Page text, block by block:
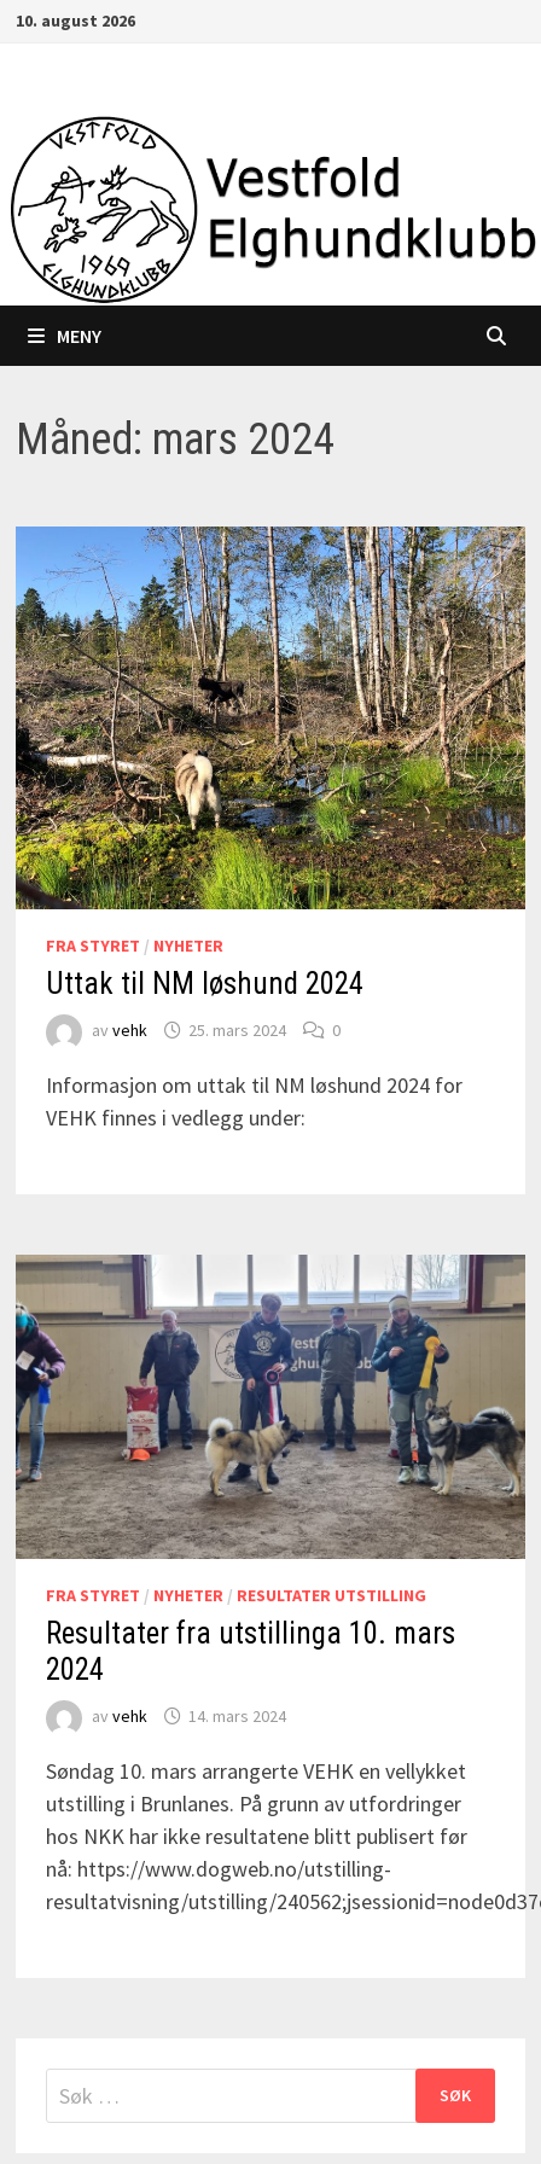
Gå10. august 2026
MENY
Måned: mars 2024
FRA STYRET / NYHETER
Uttak til NM løshund 2024
av vehk 25. mars 2024 0
Informasjon om uttak til NM løshund 2024 for
VEHK finnes i vedlegg under:
FRA STYRET / NYHETER / RESULTATER UTSTILLING
Resultater fra utstillinga 10. mars
2024
av vehk 14. mars 2024
Søndag 10. mars arrangerte VEHK en vellykket
utstilling i Brunlanes. På grunn av utfordringer
hos NKK har ikke resultatene blitt publisert før
nå: https://www.dogweb.no/utstilling-
resultatvisning/utstilling/
Søk
etter: